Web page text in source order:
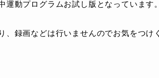
動プログラムお試し版となっています。
録画などは行いませんのでお気をつけ